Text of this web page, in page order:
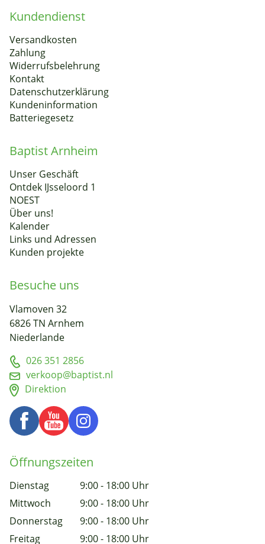
Kundendienst
Versandkosten
Zahlung
Widerrufsbelehrung
Kontakt
Datenschutzerklärung
Kundeninformation
Batteriegesetz
Baptist Arnheim
Unser Geschäft
Ontdek IJsseloord 1
NOEST
Über uns!
Kalender
Links und Adressen
Kunden projekte
Besuche uns
Vlamoven 32
6826 TN Arnhem
Niederlande
026 351 2856
verkoop@baptist.nl
Direktion
Öffnungszeiten
Dienstag
9:00 - 18:00 Uhr
Mittwoch
9:00 - 18:00 Uhr
Donnerstag
9:00 - 18:00 Uhr
Freitag
9:00 - 18:00 Uhr